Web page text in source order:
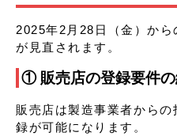
2025年2月28日（金）か
が見直されます。
① 販売店の登録要件の
販売店は製造事業者から
録が可能になります。